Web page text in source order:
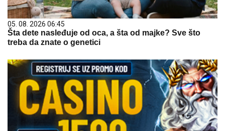
05. 08. 2026 06:45
Šta dete nasleđuje od oca, a šta od majke? Sve što
treba da znate o genetici